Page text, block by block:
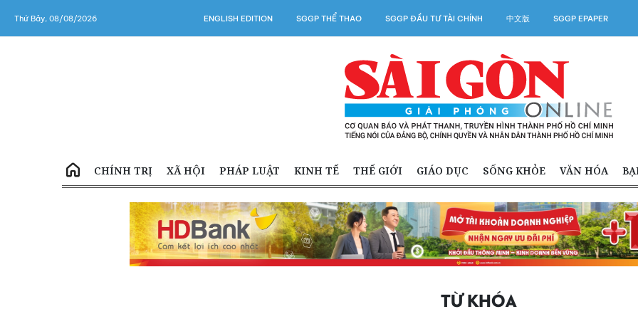
Thứ Bảy, 08/08/2026 ENGLISH EDITION SGGP THỂ THAO SGGP ĐẦU TƯ TÀI CHÍNH 中文版 SGGP EPAPER
CHÍNH TRỊ XÃ HỘI PHÁP LUẬT KINH TẾ THẾ GIỚI GIÁO DỤC SỐNG KHỎE VĂN HÓA
TỪ KHÓA